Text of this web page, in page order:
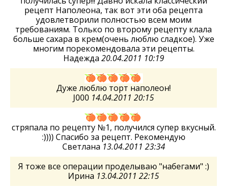
рецепт Наполеона, так вот эти оба рецепта
удовлетворили полностью всем моим
требованиям. Только по второму рецепту клала
больше сахара в крем(очень люблю сладкое). Уже
многим порекомендовала эти рецепты.
Надежда 20.04.2011 10:19
Дуже люблю торт наполеон!
J000 14.04.2011 20:15
стряпала по рецепту №1, получился супер вкусный.
:)))) Спасибо за рецепт. Рекомендую
Светлана 13.04.2011 23:34
Я тоже все операции проделываю "набегами" :)
Ирина 13.04.2011 22:15